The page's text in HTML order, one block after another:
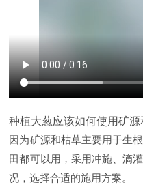
种植大葱应该如何使用矿源
因为矿源和枯草主要用于生
田都可以用，采用冲施、滴
况，选择合适的施用方案。